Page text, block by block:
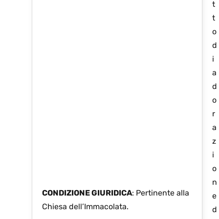
CONDIZIONE GIURIDICA: Pertinente alla
Chiesa dell’Immacolata.
t
t
o
d
i
a
d
o
r
a
z
i
o
n
e
d